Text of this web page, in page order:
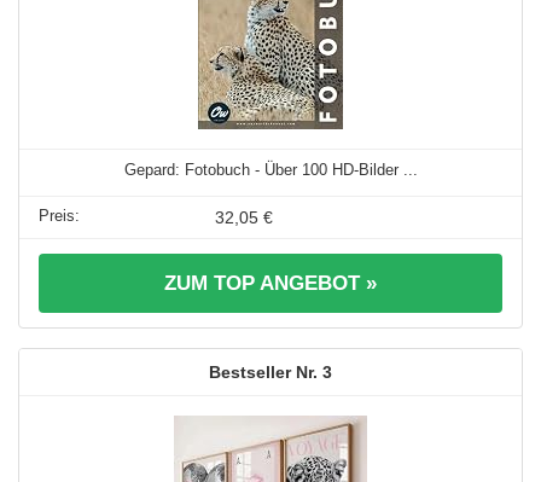
Gepard: Fotobuch - Über 100 HD-Bilder ...
32,05 €
ZUM TOP ANGEBOT »
3